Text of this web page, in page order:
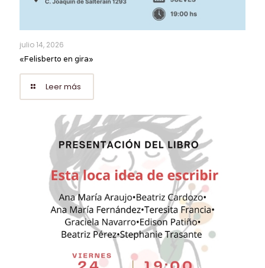
julio 14, 2026
«Felisberto en gira»
Leer más